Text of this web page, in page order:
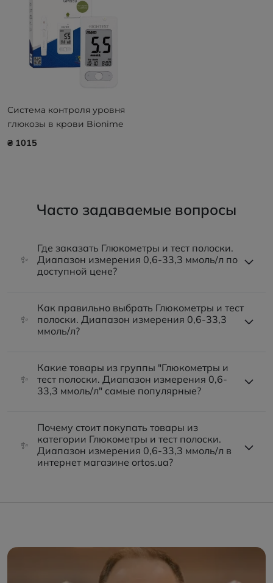
Система контроля уровня
глюкозы в крови Bionime
Rightest GM 550
₴ 1015
Часто задаваемые вопросы
✨
Где заказать Глюкометры и тест полоски.
Диапазон измерения 0,6-33,3 ммоль/л по
доступной цене?
✨
Как правильно выбрать Глюкометры и тест
полоски. Диапазон измерения 0,6-33,3
ммоль/л?
✨
Какие товары из группы "Глюкометры и
тест полоски. Диапазон измерения 0,6-
33,3 ммоль/л" самые популярные?
✨
Почему стоит покупать товары из
категории Глюкометры и тест полоски.
Диапазон измерения 0,6-33,3 ммоль/л в
интернет магазине ortos.ua?